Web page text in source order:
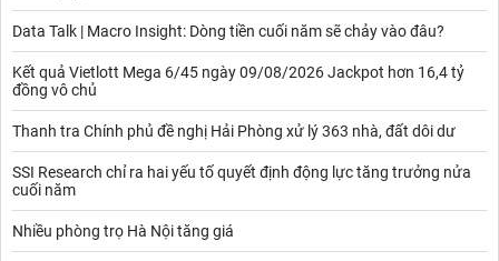
Data Talk | Macro Insight: Dòng tiền cuối năm sẽ chảy vào đâu?
Kết quả Vietlott Mega 6/45 ngày 09/08/2026 Jackpot hơn 16,4 tỷ
đồng vô chủ
Thanh tra Chính phủ đề nghị Hải Phòng xử lý 363 nhà, đất dôi dư
SSI Research chỉ ra hai yếu tố quyết định động lực tăng trưởng nửa
cuối năm
Nhiều phòng trọ Hà Nội tăng giá